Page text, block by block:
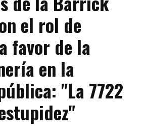
el rol de
favor de la
en la
"La 7722